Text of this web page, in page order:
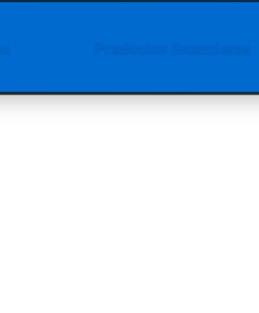
Productos financieros